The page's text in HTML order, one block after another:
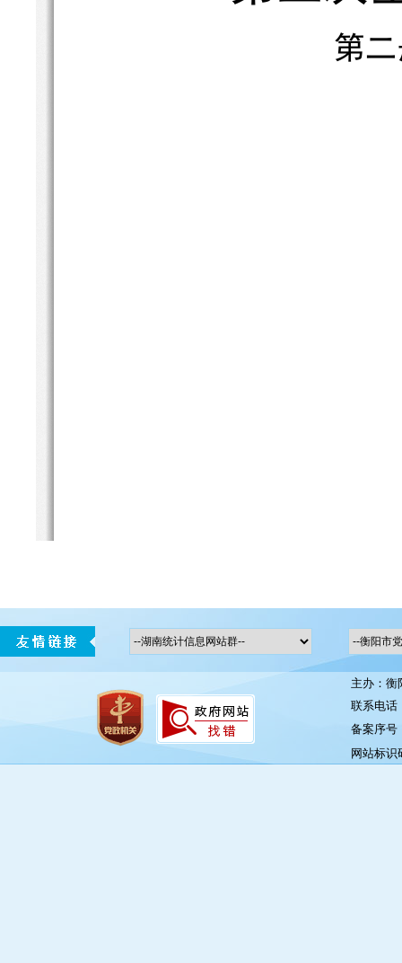
主办：
联系电话
备案序号
网站标